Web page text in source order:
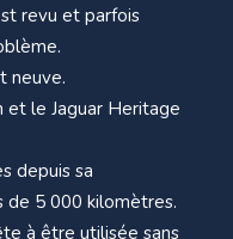
revu et parfois
neuve.
et le Jaguar Heritage
depuis sa
de 5 000 kilomètres.
à être utilisée sans